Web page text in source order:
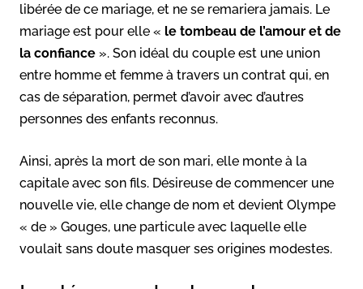
libérée de ce mariage, et ne se remariera jamais. Le
mariage est pour elle « le tombeau de l’amour et de
la confiance ». Son idéal du couple est une union
entre homme et femme à travers un contrat qui, en
cas de séparation, permet d’avoir avec d’autres
personnes des enfants reconnus.
Ainsi, après la mort de son mari, elle monte à la
capitale avec son fils. Désireuse de commencer une
nouvelle vie, elle change de nom et devient Olympe
« de » Gouges, une particule avec laquelle elle
voulait sans doute masquer ses origines modestes.